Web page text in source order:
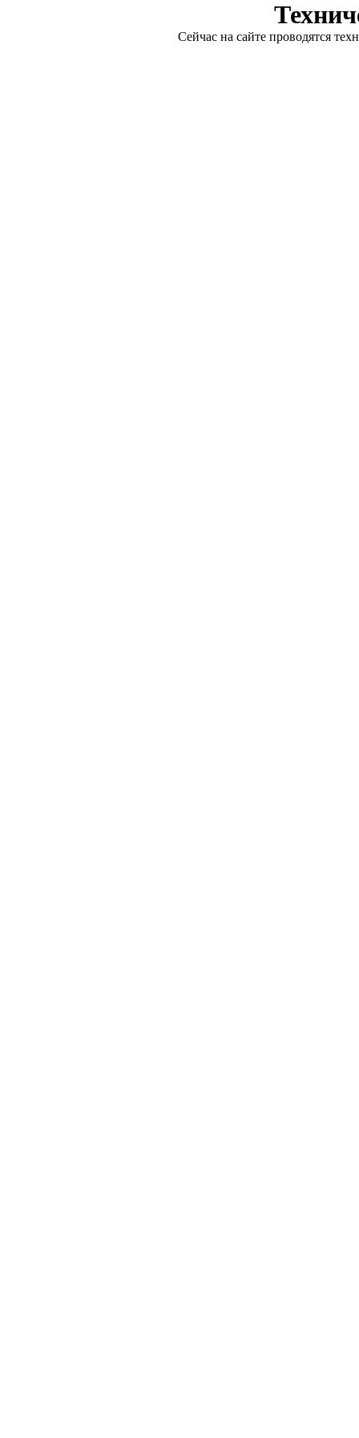
Сейчас на сайте проводятся